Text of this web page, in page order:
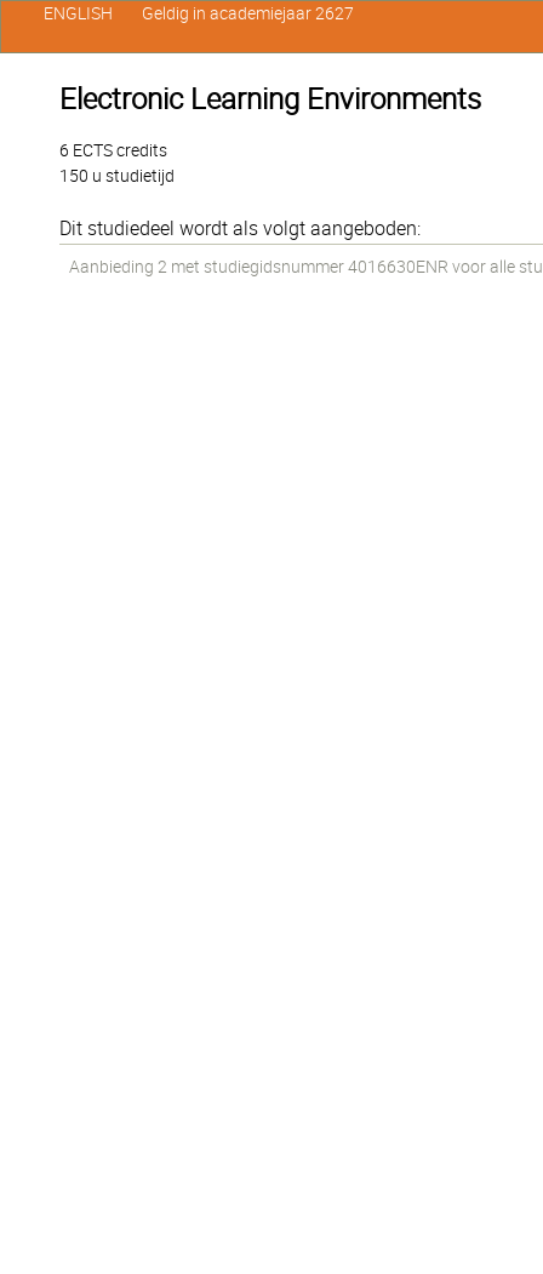
Electronic Learning Environments
6 ECTS credits
150 u studietijd
Dit studiedeel wordt als volgt aangeboden:
Aanbieding 2 met studiegidsnummer 4016630ENR voor alle
ENGLISH Geldig in academiejaar 2627